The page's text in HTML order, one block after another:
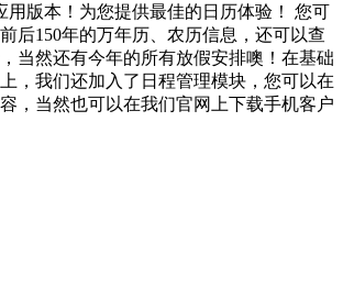
用版本！为您提供最佳的日历体验！ 您可
后150年的万年历、农历信息，还可以查
当然还有今年的所有放假安排噢！在基础
，我们还加入了日程管理模块，您可以在
，当然也可以在我们官网上下载手机客户